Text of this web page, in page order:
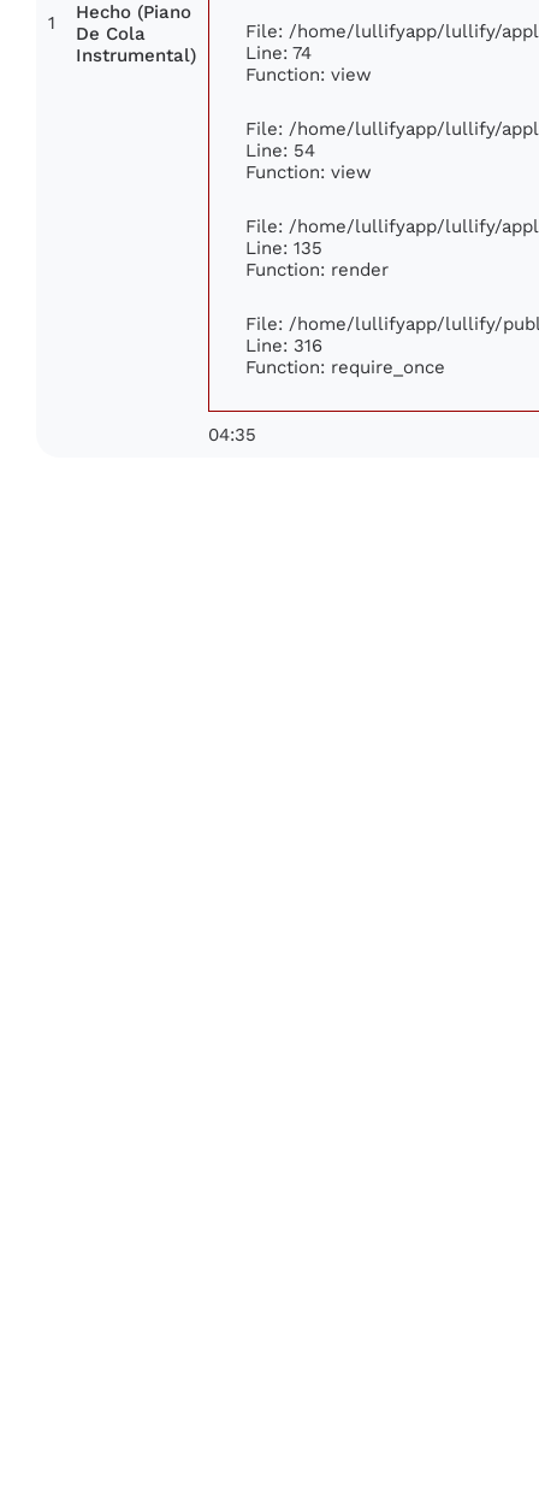
1
Hecho (Piano
De Cola
Instrumental)
File: /home/lullifyapp/lullify/
Line: 74
Function: view
File: /home/lullifyapp/lullify/
Line: 54
Function: view
File: /home/lullifyapp/lullify/
Line: 135
Function: render
File: /home/lullifyapp/lullify/
Line: 316
Function: require_once
04:35